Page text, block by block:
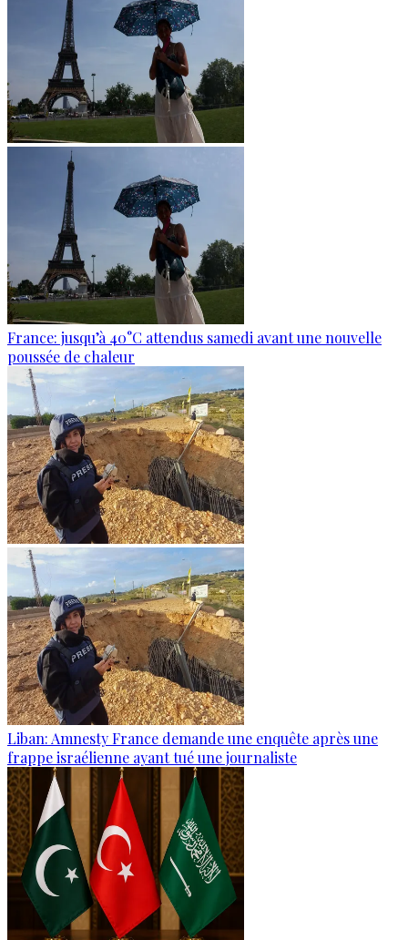
France: jusqu’à 40°C attendus samedi avant une nouvelle
poussée de chaleur
Liban: Amnesty France demande une enquête après une
frappe israélienne ayant tué une journaliste